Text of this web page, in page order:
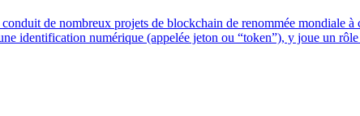
de nombreux projets de blockchain de renommée mondiale
identification numérique (appelée jeton ou “token”), y joue un